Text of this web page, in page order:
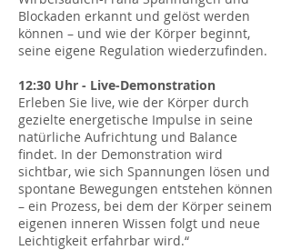
Blockaden erkannt und gelöst werden
können – und wie der Körper beginnt,
seine eigene Regulation wiederzufinden.
12:30 Uhr - Live-Demonstration
Erleben Sie live, wie der Körper durch
gezielte energetische Impulse in seine
natürliche Aufrichtung und Balance
findet. In der Demonstration wird
sichtbar, wie sich Spannungen lösen und
spontane Bewegungen entstehen können
– ein Prozess, bei dem der Körper seinem
eigenen inneren Wissen folgt und neue
Leichtigkeit erfahrbar wird.“